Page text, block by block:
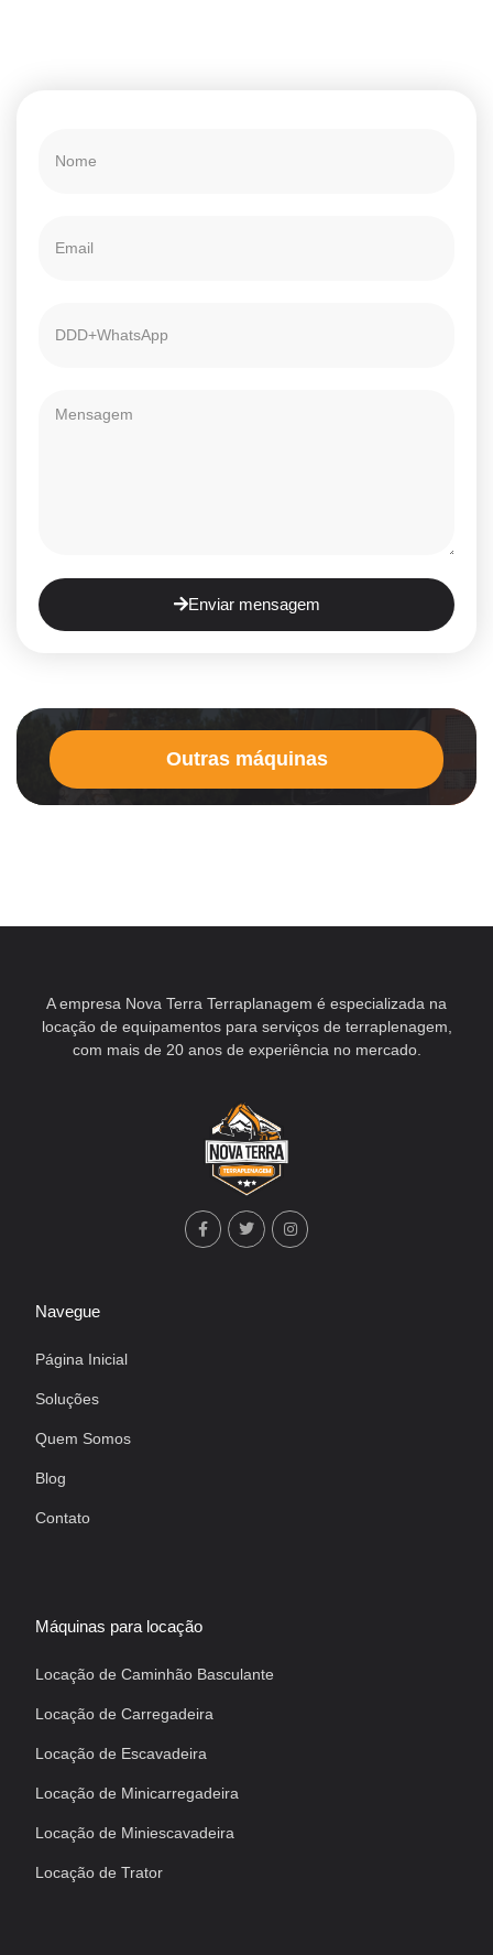
Enviar mensagem
Outras máquinas
A empresa Nova Terra Terraplanagem é especializada na
locação de equipamentos para serviços de terraplenagem,
com mais de 20 anos de experiência no mercado.
Navegue
Página Inicial
Soluções
Quem Somos
Blog
Contato
Máquinas para locação
Locação de Caminhão Basculante
Locação de Carregadeira
Locação de Escavadeira
Locação de Minicarregadeira
Locação de Miniescavadeira
Locação de Trator